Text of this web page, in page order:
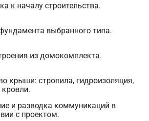
к началу строительства.
выбранного типа.
из домокомплекта.
крыши: стропила, гидроизоляция,
и разводка коммуникаций в
с проектом.